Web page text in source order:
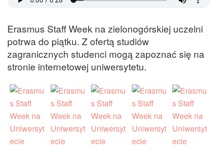
Erasmus Staff Week na zielonogórskiej uczelni
potrwa do piątku. Z ofertą studiów
zagranicznych studenci mogą zapoznać się na
stronie internetowej uniwersytetu.